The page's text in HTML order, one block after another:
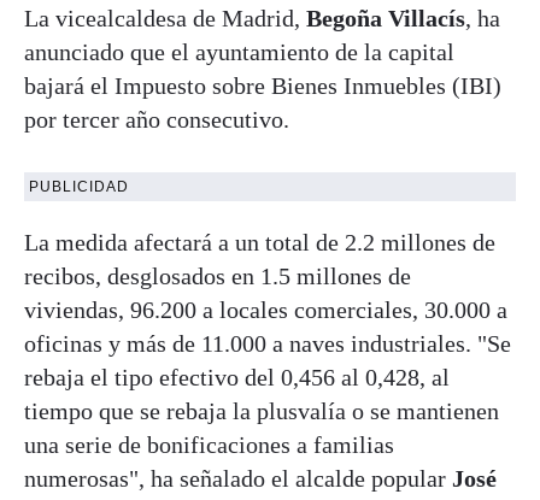
La vicealcaldesa de Madrid, Begoña Villacís, ha
anunciado que el ayuntamiento de la capital
bajará el Impuesto sobre Bienes Inmuebles (IBI)
por tercer año consecutivo.
PUBLICIDAD
La medida afectará a un total de 2.2 millones de
recibos, desglosados en 1.5 millones de
viviendas, 96.200 a locales comerciales, 30.000 a
oficinas y más de 11.000 a naves industriales. "Se
rebaja el tipo efectivo del 0,456 al 0,428, al
tiempo que se rebaja la plusvalía o se mantienen
una serie de bonificaciones a familias
numerosas", ha señalado el alcalde popular José